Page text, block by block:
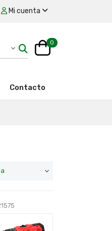
Mi cuenta
0
Contacto